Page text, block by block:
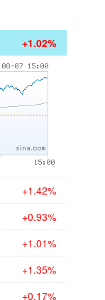
+1.02%
+1.42%
+0.93%
+1.01%
+1.35%
+0.17%